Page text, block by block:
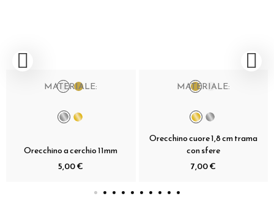
MATERIALE:
Orecchino a cerchio 11mm
5,00 €
MATERIALE:
Orecchino cuore 1,8 cm trama
con sfere
7,00 €